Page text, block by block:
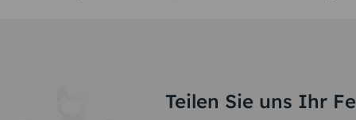
Teilen Sie uns Ihr